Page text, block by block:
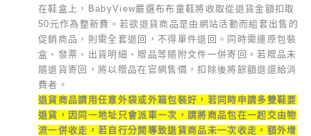
在鞋盒上，BabyView嚴選布布童鞋將收取從退貨金額扣取
50元作為整新費。若欲退貨商品是由網站活動而組套出售的
促銷商品，則需全套退回，不得單件退回。同時需連原包裝
盒、發票、出貨明細、贈品等隨附文件一併寄回。若贈品未
隨退貨寄回，將以贈品在官網售價，扣除後將餘額退還給消
費者。
退貨商品請用任意外袋或外箱包裝好，若同時申請多雙鞋要
退貨，因同一地址只會派車一次，請將商品包在一起交由物
流一併收走，若自行分開導致退貨商品未一次收走，額外增